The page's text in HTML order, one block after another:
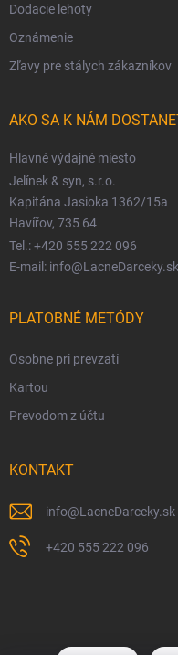
Dodacie lehoty
Oznámenie
Zľavy pre stálych zákazníkov
AKO SA K NÁM
Hlavné výdajné miesto
Jelínek & syn, s.r.o.
Kapitána Jasioka 1362/15a
Havířov, 735 64
Tel.: +420 555 222 096
E-mail: info@LacneDarceky.sk
PLATOBNÉ METÓDY
Osobne pri prevzatí
Kartou
Prevodom z účtu
KONTAKT
info@LacneDarceky.sk
+420 555 222 096